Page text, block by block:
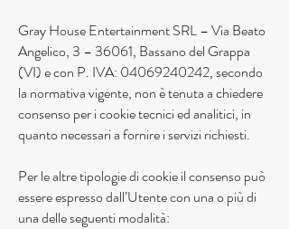
Gray House Entertainment SRL – Via Beato
Angelico, 3 – 36061, Bassano del Grappa
(VI) e con P. IVA: 04069240242, secondo
la normativa vigente, non è tenuta a chiedere
consenso per i cookie tecnici ed analitici, in
quanto necessari a fornire i servizi richiesti.
Per le altre tipologie di cookie il consenso può
essere espresso dall’Utente con una o più di
una delle seguenti modalità: